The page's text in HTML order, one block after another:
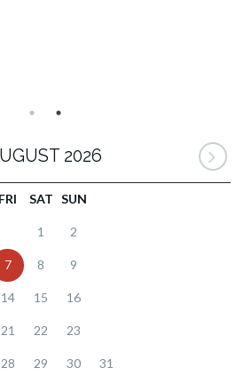
2026
FRI SAT SUN
1 2
7 8 9
14 15 16
21 22 23
28 29 30 31